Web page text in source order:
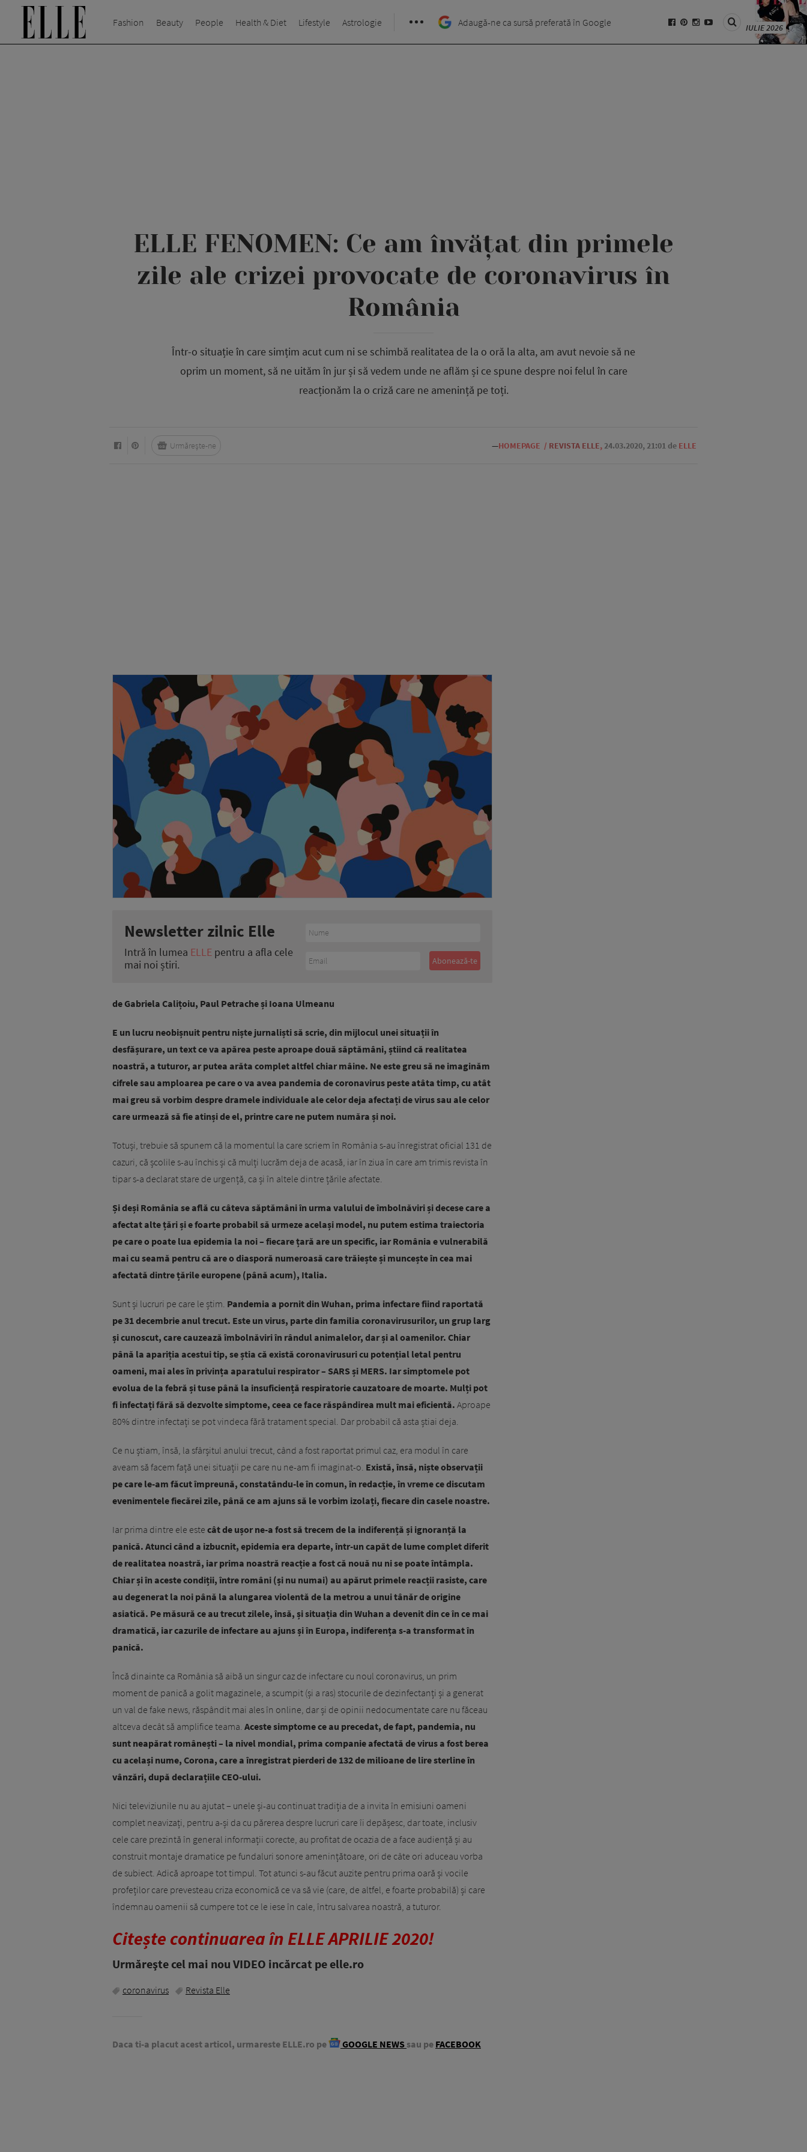
Fashion Beauty People Health & Diet Lifestyle Astrologie Adaugă-ne ca sursă preferată în Google IULIE 2026
ELLE FENOMEN: Ce am învățat din primele
zile ale crizei provocate de coronavirus în
România
Într-o situație în care simțim acut cum ni se schimbă realitatea de la o oră la alta, am avut nevoie să ne
oprim un moment, să ne uităm în jur și să vedem unde ne aflăm și ce spune despre noi felul în care
reacționăm la o criză care ne amenință pe toți.
—HOMEPAGE / REVISTA ELLE, 24.03.2020, 21:01 de ELLE
Urmărește-ne
Newsletter zilnic Elle
Intră în lumea ELLE pentru a afla cele
mai noi știri.
de Gabriela Calițoiu, Paul Petrache și Ioana Ulmeanu
E un lucru neobișnuit pentru niște jurnaliști să scrie, din mijlocul unei situații în
desfășurare, un text ce va apărea peste aproape două săptămâni, știind că realitatea
noastră, a tuturor, ar putea arăta complet altfel chiar mâine. Ne este greu să ne imaginăm
cifrele sau amploarea pe care o va avea pandemia de coronavirus peste atâta timp, cu atât
mai greu să vorbim despre dramele individuale ale celor deja afectați de virus sau ale celor
care urmează să fie atinși de el, printre care ne putem număra și noi.
Totuși, trebuie să spunem că la momentul la care scriem în România s-au înregistrat oficial 131 de
cazuri, că școlile s-au închis și că mulți lucrăm deja de acasă, iar în ziua în care am trimis revista în
tipar s-a declarat stare de urgență, ca și în altele dintre țările afectate.
Și deși România se află cu câteva săptămâni în urma valului de îmbolnăviri și decese care a
afectat alte țări și e foarte probabil să urmeze același model, nu putem estima traiectoria
pe care o poate lua epidemia la noi – fiecare țară are un specific, iar România e vulnerabilă
mai cu seamă pentru că are o diasporă numeroasă care trăiește și muncește în cea mai
afectată dintre țările europene (până acum), Italia.
Sunt și lucruri pe care le știm. Pandemia a pornit din Wuhan, prima infectare fiind raportată
pe 31 decembrie anul trecut. Este un virus, parte din familia coronavirusurilor, un grup larg
și cunoscut, care cauzează îmbolnăviri în rândul animalelor, dar și al oamenilor. Chiar
până la apariția acestui tip, se știa că există coronavirusuri cu potențial letal pentru
oameni, mai ales în privința aparatului respirator – SARS și MERS. Iar simptomele pot
evolua de la febră și tuse până la insuficiență respiratorie cauzatoare de moarte. Mulți pot
fi infectați fără să dezvolte simptome, ceea ce face răspândirea mult mai eficientă. Aproape
80% dintre infectați se pot vindeca fără tratament special. Dar probabil că asta știai deja.
Ce nu știam, însă, la sfârșitul anului trecut, când a fost raportat primul caz, era modul în care
aveam să facem față unei situații pe care nu ne-am fi imaginat-o. Există, însă, niște observații
pe care le-am făcut împreună, constatându-le în comun, în redacție, în vreme ce discutam
evenimentele fiecărei zile, până ce am ajuns să le vorbim izolați, fiecare din casele noastre.
Iar prima dintre ele este cât de ușor ne-a fost să trecem de la indiferență și ignoranță la
panică. Atunci când a izbucnit, epidemia era departe, într-un capăt de lume complet diferit
de realitatea noastră, iar prima noastră reacție a fost că nouă nu ni se poate întâmpla.
Chiar și în aceste condiții, între români (și nu numai) au apărut primele reacții rasiste, care
au degenerat la noi până la alungarea violentă de la metrou a unui tânăr de origine
asiatică. Pe măsură ce au trecut zilele, însă, și situația din Wuhan a devenit din ce în ce mai
dramatică, iar cazurile de infectare au ajuns și în Europa, indiferența s-a transformat în
panică.
Încă dinainte ca România să aibă un singur caz de infectare cu noul coronavirus, un prim
moment de panică a golit magazinele, a scumpit (și a ras) stocurile de dezinfectanți și a generat
un val de fake news, răspândit mai ales în online, dar și de opinii nedocumentate care nu făceau
altceva decât să amplifice teama. Aceste simptome ce au precedat, de fapt, pandemia, nu
sunt neapărat românești – la nivel mondial, prima companie afectată de virus a fost berea
cu același nume, Corona, care a înregistrat pierderi de 132 de milioane de lire sterline în
vânzări, după declarațiile CEO-ului.
Nici televiziunile nu au ajutat – unele și-au continuat tradiția de a invita în emisiuni oameni
complet neavizați, pentru a-și da cu părerea despre lucruri care îi depășesc, dar toate, inclusiv
cele care prezintă în general informații corecte, au profitat de ocazia de a face audiență și au
construit montaje dramatice pe fundaluri sonore amenințătoare, ori de câte ori aduceau vorba
de subiect. Adică aproape tot timpul. Tot atunci s-au făcut auzite pentru prima oară și vocile
profeților care prevesteau criza economică ce va să vie (care, de altfel, e foarte probabilă) și care
îndemnau oamenii să cumpere tot ce le iese în cale, întru salvarea noastră, a tuturor.
Citește continuarea în ELLE APRILIE 2020!
Urmăreşte cel mai nou VIDEO incărcat pe elle.ro
coronavirus Revista Elle
Daca ti-a placut acest articol, urmareste ELLE.ro pe GOOGLE NEWS sau pe FACEBOOK